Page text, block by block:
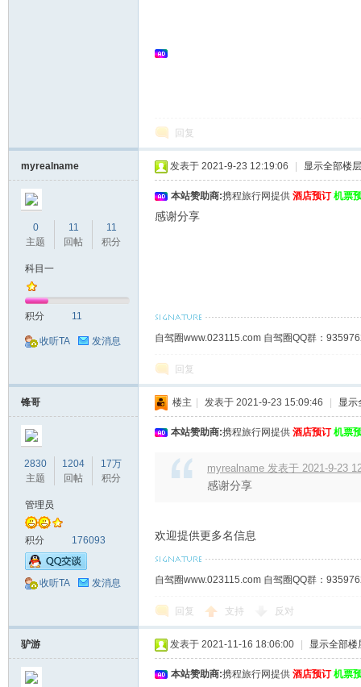
回复
myrealname
0
主题
11
回帖
11
积分
科目一
积分 11
收听TA 发消息
发表于 2021-9-23 12:19:06 显示全部楼层
本站赞助商:携程旅行网提供 酒店预订 机票
感谢分享
自驾圈www.023115.com 自驾圈QQ群：
回复
锋哥
2830
主题
1204
回帖
17万
积分
管理员
积分 176093
收听TA 发消息
楼主 发表于 2021-9-23 15:09:46 显示
本站赞助商:携程旅行网提供 酒店预订 机票
myrealname 发表于 2021-9-23
感谢分享
欢迎提供更多名信息
自驾圈www.023115.com 自驾圈QQ群：
回复 支持 反对
驴游 发表于 2021-11-16 18:06:00 显示全部楼
本站赞助商:携程旅行网提供 酒店预订 机票